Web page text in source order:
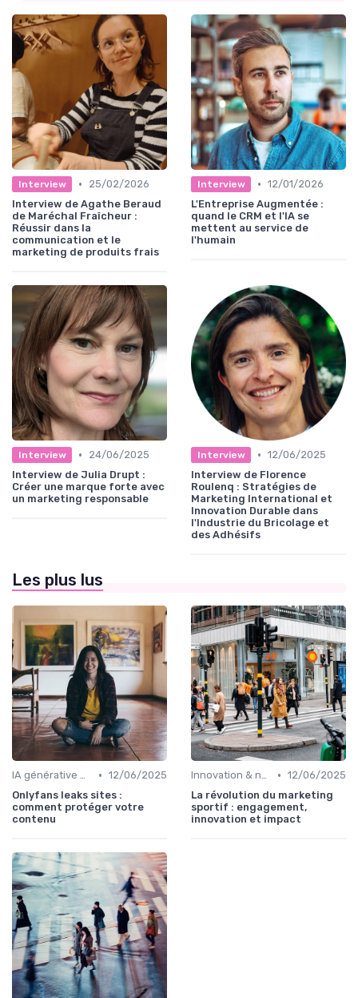
Interview •
25/02/2026
Interview de Agathe Beraud
de Maréchal Fraîcheur :
Réussir dans la
communication et le
marketing de produits frais
Interview • 12/01/2026
L'Entreprise Augmentée :
quand le CRM et l'IA se
mettent au service de
l'humain
Interview •
24/06/2025
Interview de Julia Drupt :
Créer une marque forte avec
un marketing responsable
Interview • 12/06/2025
Interview de Florence
Roulenq : Stratégies de
Marketing International et
Innovation Durable dans
l'Industrie du Bricolage et
des Adhésifs
Les plus lus
IA générative & futur du marketing • 12/06/2025
Onlyfans leaks sites :
comment protéger votre
contenu
Innovation & nouveaux leviers marketing • 12/06/2025
La révolution du marketing
sportif : engagement,
innovation et impact